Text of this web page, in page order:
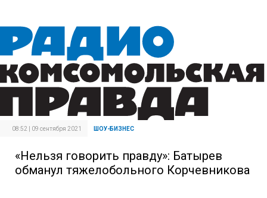
08:52 | 09 сентября 2021 ШОУ-БИЗНЕС
«Нельзя говорить правду»: Батырев
обманул тяжелобольного Корчевникова